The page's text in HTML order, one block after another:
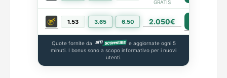
GRATIS
1.53 3.65 6.50 2.050€
Quote fornite da
e aggiornate ogni 5
minuti. I bonus sono a scopo informativo per i nuovi
utenti.